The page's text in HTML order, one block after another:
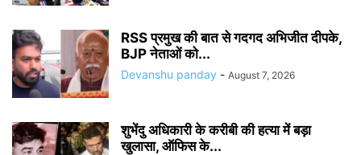
RSS प्रमुख की बात से गदगद अभिजीत दीपके,
BJP नेताओं को...
Devanshu panday - August 7, 2026
शुभेंदु अधिकारी के करीबी की हत्या में बड़ा
खुलासा, ऑफिस के...